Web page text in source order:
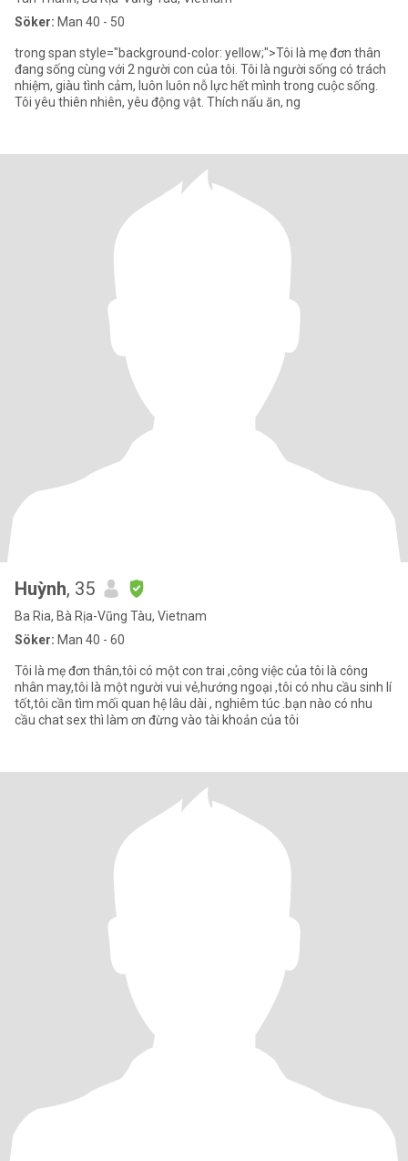
Söker: Man 40 - 50
trong span style="background-color: yellow;">Tôi là mẹ đơn thân
đang sống cùng với 2 người con của tôi. Tôi là người sống có trách
nhiệm, giàu tình cảm, luôn luôn nỗ lực hết mình trong cuộc sống.
Tôi yêu thiên nhiên, yêu động vật. Thích nấu ăn, ng
Huỳnh, 35
Ba Ria, Bà Rịa-Vũng Tàu, Vietnam
Söker: Man 40 - 60
Tôi là mẹ đơn thân,tôi có một con trai ,công việc của tôi là công
nhân may,tôi là một người vui vẻ,hướng ngoại ,tôi có nhu cầu sinh lí
tốt,tôi cần tìm mối quan hệ lâu dài , nghiêm túc .bạn nào có nhu
cầu chat sex thì làm ơn đừng vào tài khoản của tôi